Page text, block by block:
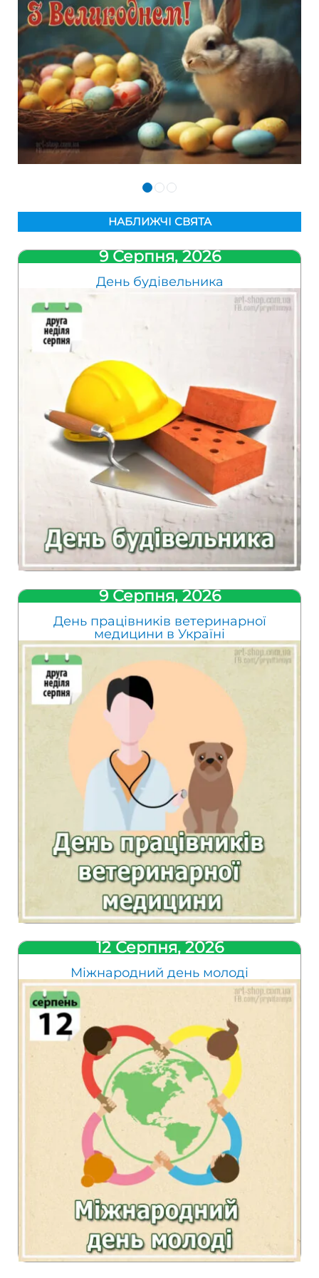
НАБЛИЖЧІ СВЯТА
9 Серпня, 2026
День будівельника
9 Серпня, 2026
День працівників ветеринарної
медицини в Україні
12 Серпня, 2026
Міжнародний день молоді